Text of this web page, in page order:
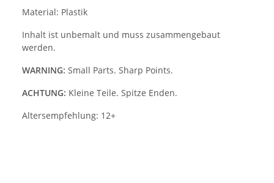
Material: Plastik
Inhalt ist unbemalt und muss zusammengebaut
werden.
WARNING: Small Parts. Sharp Points.
ACHTUNG: Kleine Teile. Spitze Enden.
Altersempfehlung: 12+